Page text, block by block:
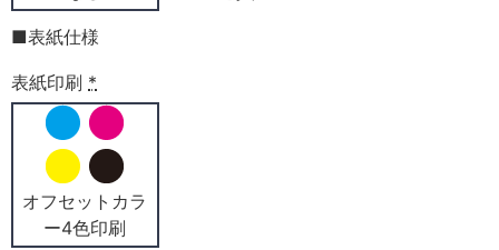
■表紙仕様
表紙印刷 *
オフセットカラ
ー4色印刷